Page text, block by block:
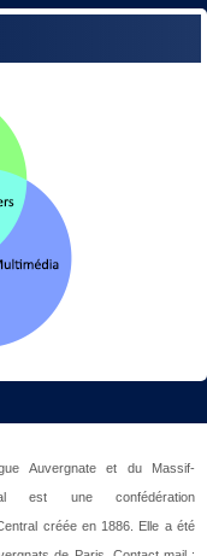
Auvergnate et du Massif-
est une confédération
créée en 1886. Elle a été